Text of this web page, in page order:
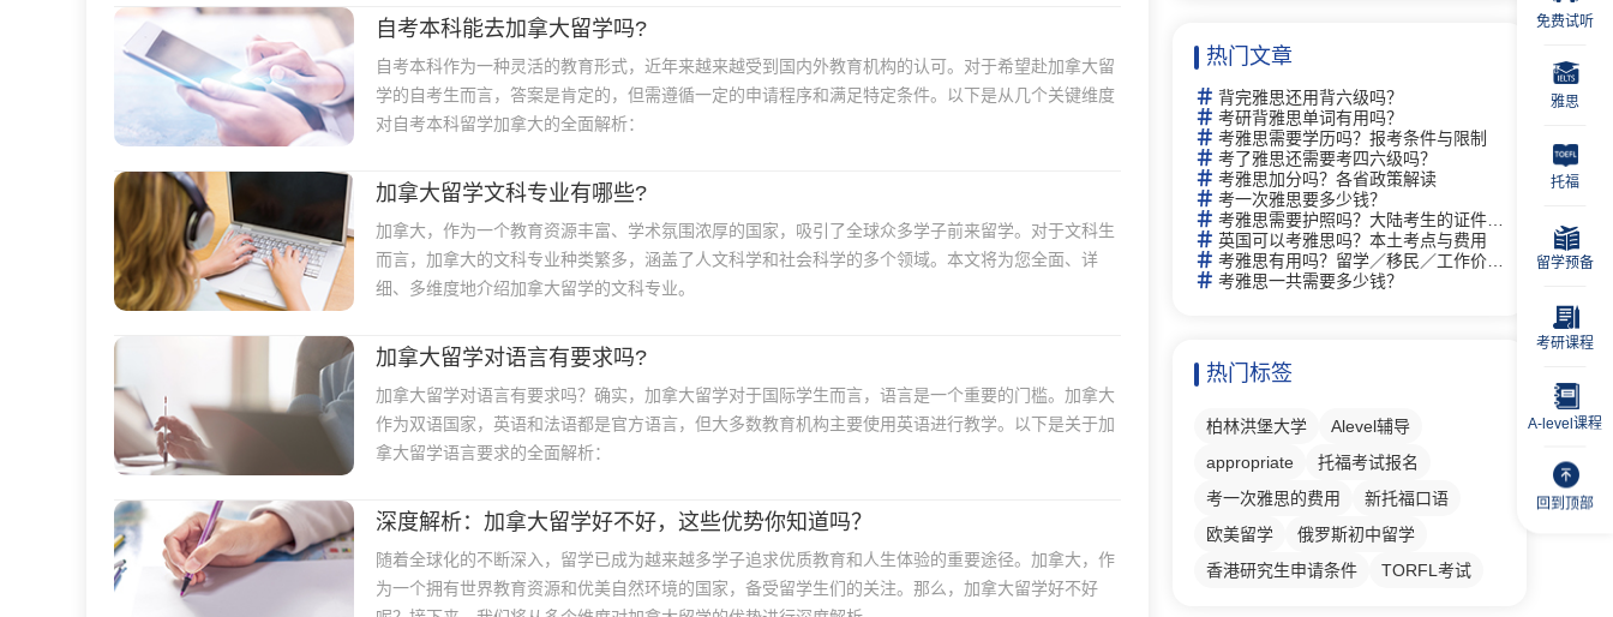
自考本科能去加拿大留学吗?
自考本科作为一种灵活的教育形式，近年来越来越受到国内外教育机构的认可。对于希望赴加拿大留
学的自考生而言，答案是肯定的，但需遵循一定的申请程序和满足特定条件。以下是从几个关键维度
对自考本科留学加拿大的全面解析：
加拿大留学文科专业有哪些?
加拿大，作为一个教育资源丰富、学术氛围浓厚的国家，吸引了全球众多学子前来留学。对于文科生
而言，加拿大的文科专业种类繁多，涵盖了人文科学和社会科学的多个领域。本文将为您全面、详
细、多维度地介绍加拿大留学的文科专业。
加拿大留学对语言有要求吗?
加拿大留学对语言有要求吗？确实，加拿大留学对于国际学生而言，语言是一个重要的门槛。加拿大
作为双语国家，英语和法语都是官方语言，但大多数教育机构主要使用英语进行教学。以下是关于加
拿大留学语言要求的全面解析：
深度解析：加拿大留学好不好，这些优势你知道吗？
随着全球化的不断深入，留学已成为越来越多学子追求优质教育和人生体验的重要途径。加拿大，作
为一个拥有世界教育资源和优美自然环境的国家，备受留学生们的关注。那么，加拿大留学好不好
热门文章
背完雅思还用背六级吗？
考研背雅思单词有用吗？
考雅思需要学历吗？报考条件与限制
考了雅思还需要考四六级吗？
考雅思加分吗？各省政策解读
考一次雅思要多少钱？
考雅思需要护照吗？大陆考生的证件要求
英国可以考雅思吗？本土考点与费用
考雅思有用吗？留学／移民／工作价值分析
考雅思一共需要多少钱？
热门标签
柏林洪堡大学
Alevel辅导
appropriate
托福考试报名
考一次雅思的费用
新托福口语
欧美留学
俄罗斯初中留学
香港研究生申请条件
TORFL考试
免费试听
雅思
托福
留学预备
考研课程
A-level课程
回到顶部
登录/注册
* 手机号:
* 验证码: